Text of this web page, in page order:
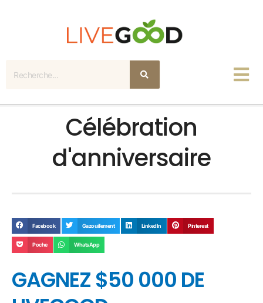
Recherche
Célébration
d'anniversaire
Facebook Gazouillement LinkedIn Pinterest
Poche WhatsApp
GAGNEZ $50 000 DE